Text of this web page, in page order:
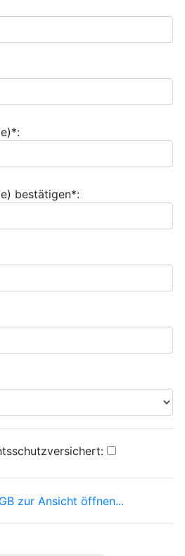
bestätigen*:
zur Ansicht öffnen...